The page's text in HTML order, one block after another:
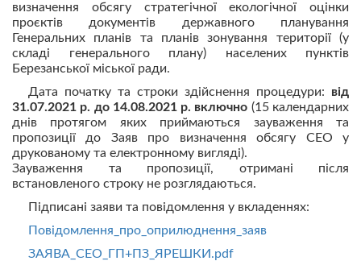
визначення обсягу стратегічної екологічної оцінки
проєктів документів державного планування
Генеральних планів та планів зонування території (у
складі генерального плану) населених пунктів
Березанської міської ради.
Дата початку та строки здійснення процедури: від
31.07.2021 р. до 14.08.2021 р. включно (15 календарних
днів протягом яких приймаються зауваження та
пропозиції до Заяв про визначення обсягу СЕО у
друкованому та електронному вигляді).
Зауваження та пропозиції, отримані після
встановленого строку не розглядаються.
Підписані заяви та повідомлення у вкладеннях:
Повiдомлення_про_оприлюднення_заяв
ЗАЯВА_СЕО_ГП+ПЗ_ЯРЕШКИ.pdf